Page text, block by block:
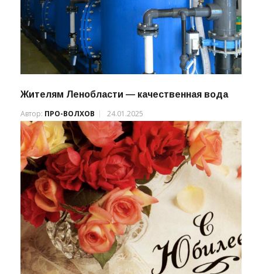
Жителям Ленобласти — качественная вода
Автор: ПРО-ВОЛХОВ 24.01.2025